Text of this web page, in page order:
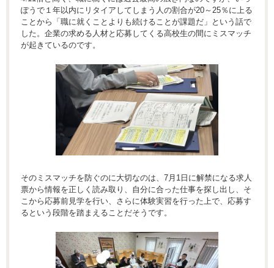
ぽうで１年以内にリタイアしてしまう人の割合が20～25％に上る
ことから「職に就くことよりも続けることが課題だ」という話で
した。企業の求める人材と応募してくる高校生の間にミスマッチ
が起きているのです。
そのミスマッチを防ぐのに大切なのは、7月1日に解禁になる求人
票から情報を正しく読み取り、自分に合った仕事を探し出し、そ
こから応募前見学を行い、さらに体験実習を行った上で、応募す
るという段階を踏まえることだそうです。